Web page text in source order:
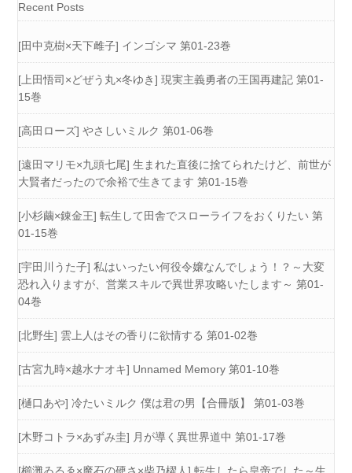
Recent Posts
[田中克樹×天下雌子] インゴシマ 第01-23巻
[上田悟司×どぜう丸×冬ゆき] 現実主義勇者の王国再建記 第01-
15巻
[高田ローズ] やさしいミルク 第01-06巻
[遠田マリモ×九頭七尾] 生まれた直後に捨てられたけど、前世が
大賢者だったので余裕で生きてます 第01-15巻
[小杉繭×錬金王] 転生して田舎でスローライフをおくりたい 第
01-15巻
[宇田川うた子] 私はいったい何役令嬢なんでしょう！？～大変
恐れ入りますが、営業スキルで異世界攻略いたします～ 第01-
04巻
[北野生] 雲上人はその香りに欲情する 第01-02巻
[古宮九時×越水ナオキ] Unnamed Memory 第01-10巻
[樋口あや] 冷たいミルク 僕は君の男【合冊版】 第01-03巻
[木野コトラ×あずみ圭] 月が導く異世界道中 第01-17巻